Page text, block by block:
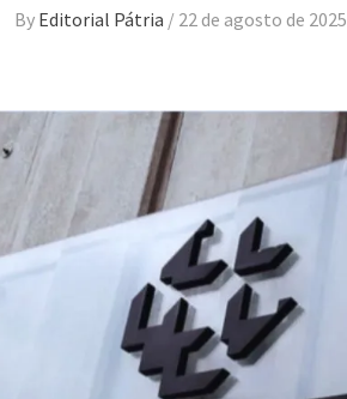
By Editorial Pátria / 22 de agosto de 2025